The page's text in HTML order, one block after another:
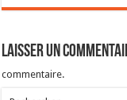
Laisser un
commentaire.